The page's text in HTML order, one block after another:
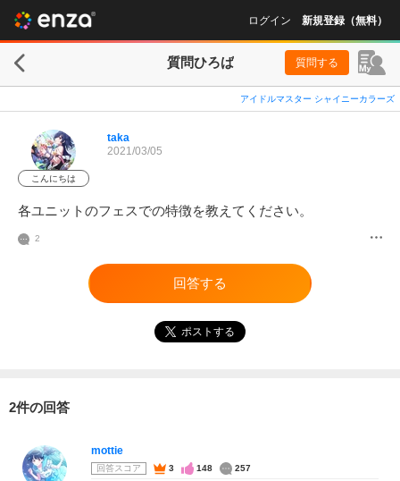
ログイン 新規登録（無料）
質問ひろば 質問する
アイドルマスター シャイニーカラーズ
こんにちは
taka
2021/03/05
各ユニットのフェスでの特徴を教えてください。
2
回答する
ポストする
2件の回答
mottie
回答スコア 3 148 257